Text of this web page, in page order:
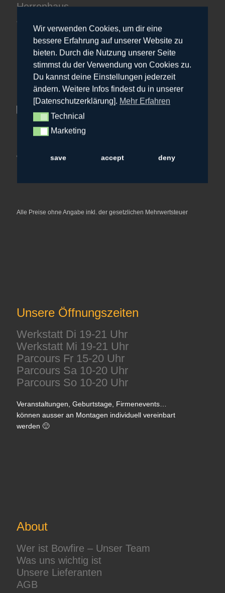
Herrenhaus
Am Gut 7
24107 Quarnbek
+49 151 207 30 333
hr@bowfire.de
Alle Preise ohne Angabe inkl. der gesetzlichen Mehrwertsteuer
Unsere Öffnungszeiten
Werkstatt Di 19-21 Uhr
Werkstatt Mi 19-21 Uhr
Parcours Fr 15-20 Uhr
Parcours Sa 10-20 Uhr
Parcours So 10-20 Uhr
Veranstaltungen, Geburtstage, Firmenevents…
können ausser an Montagen individuell vereinbart
werden 🙂
About
Wer ist Bowfire – Unser Team
Was uns wichtig ist
Unsere Lieferanten
AGB
Wir verwenden Cookies, um dir eine
bessere Erfahrung auf unserer Website zu
bieten. Durch die Nutzung unserer Seite
stimmst du der Verwendung von Cookies zu.
Du kannst deine Einstellungen jederzeit
ändern. Weitere Infos findest du in unserer
[Datenschutzerklärung]. Mehr Erfahren
Technical
Technical
Marketing
Marketing
save accept deny